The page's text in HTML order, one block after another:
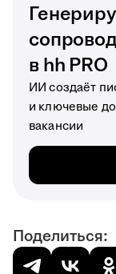
в hh PRO
ИИ создаёт
и ключевые
вакансии
Поделиться: